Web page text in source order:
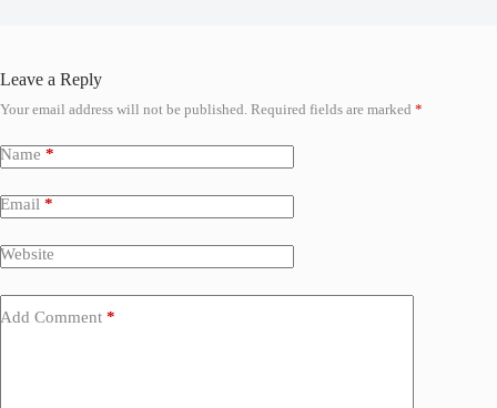
Leave a Reply
Your email address will not be published. Required fields are marked *
Name *
Email *
Website
Add Comment *